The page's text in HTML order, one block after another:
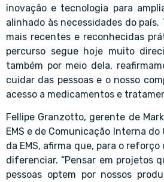
inovação e tecnologia para
alinhado às necessidades do país.
mais recentes e reconhecidas
percurso segue hoje muito
também por meio dela,
cuidar das pessoas e o nosso
acesso a medicamentos e
Fellipe Granzotto, gerente de
EMS e de Comunicação Interna
da EMS, afirma que, para o
diferenciar. “Pensar em projetos
pessoas optem por nossos